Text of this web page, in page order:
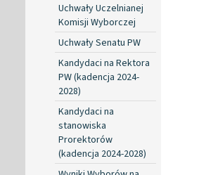
Uchwały Uczelnianej
Komisji Wyborczej
Uchwały Senatu PW
Kandydaci na Rektora
PW (kadencja 2024-
2028)
Kandydaci na
stanowiska
Prorektorów
(kadencja 2024-2028)